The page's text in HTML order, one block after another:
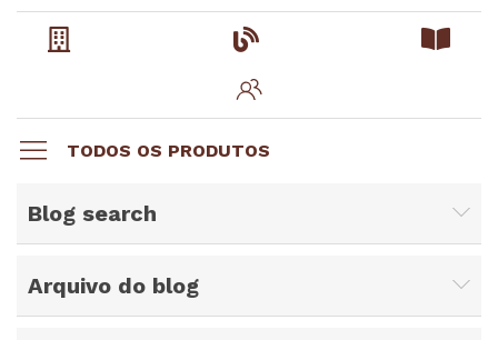
TODOS OS PRODUTOS
Blog search
Arquivo do blog